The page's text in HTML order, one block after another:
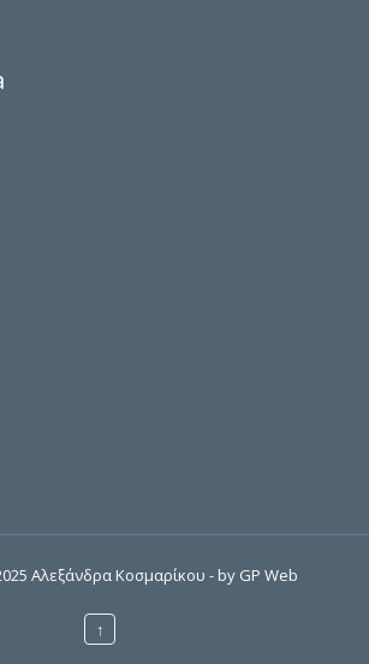
Αλεξάνδρα Κοσμαρίκου - by GP Web
↑